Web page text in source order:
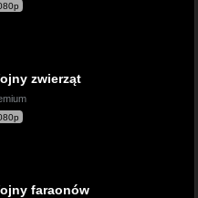
zwierząt
faraonów